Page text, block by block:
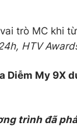
trò MC khi
HTV
Diễm My 9X
trình đã